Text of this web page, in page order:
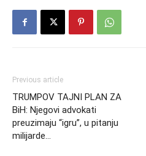
Previous article
TRUMPOV TAJNI PLAN ZA
BiH: Njegovi advokati
preuzimaju “igru”, u pitanju
milijarde…